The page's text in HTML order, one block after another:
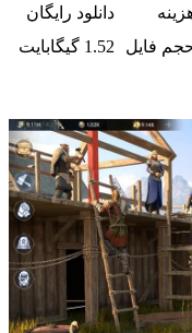
دانلود رایگان
فایل 1.52 گیگابایت